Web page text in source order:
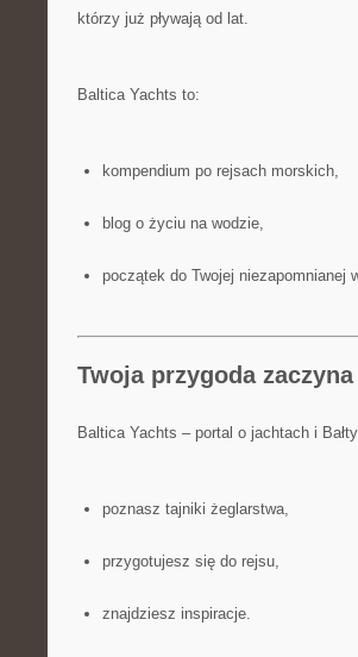
którzy już pływają od lat.
Baltica Yachts to:
kompendium po rejsach morskich,
blog o życiu na wodzie,
początek do Twojej niezapomnianej
Twoja przygoda
Baltica Yachts – portal o jachtach i
poznasz tajniki żeglarstwa,
przygotujesz się do rejsu,
znajdziesz inspiracje.